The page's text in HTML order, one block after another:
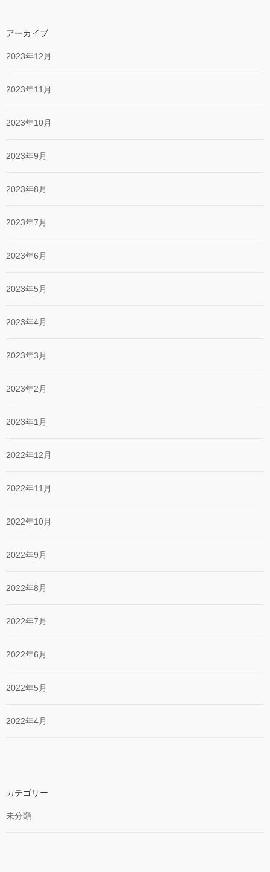
アーカイブ
2023年12月
2023年11月
2023年10月
2023年9月
2023年8月
2023年7月
2023年6月
2023年5月
2023年4月
2023年3月
2023年2月
2023年1月
2022年12月
2022年11月
2022年10月
2022年9月
2022年8月
2022年7月
2022年6月
2022年5月
2022年4月
カテゴリー
未分類